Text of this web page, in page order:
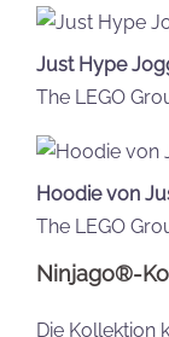
Just Hype
The LEGO
Hoodie von
The LEGO
Ninjago®-
Die Kollektion